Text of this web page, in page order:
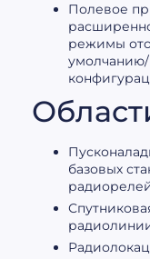
Полевое
режимы
базовых